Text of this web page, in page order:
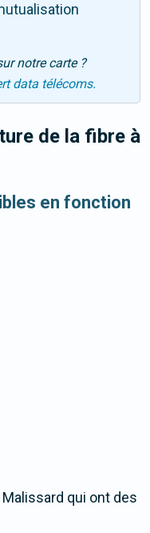
notre carte ?
data télécoms.
de la fibre à
en fonction
qui ont des